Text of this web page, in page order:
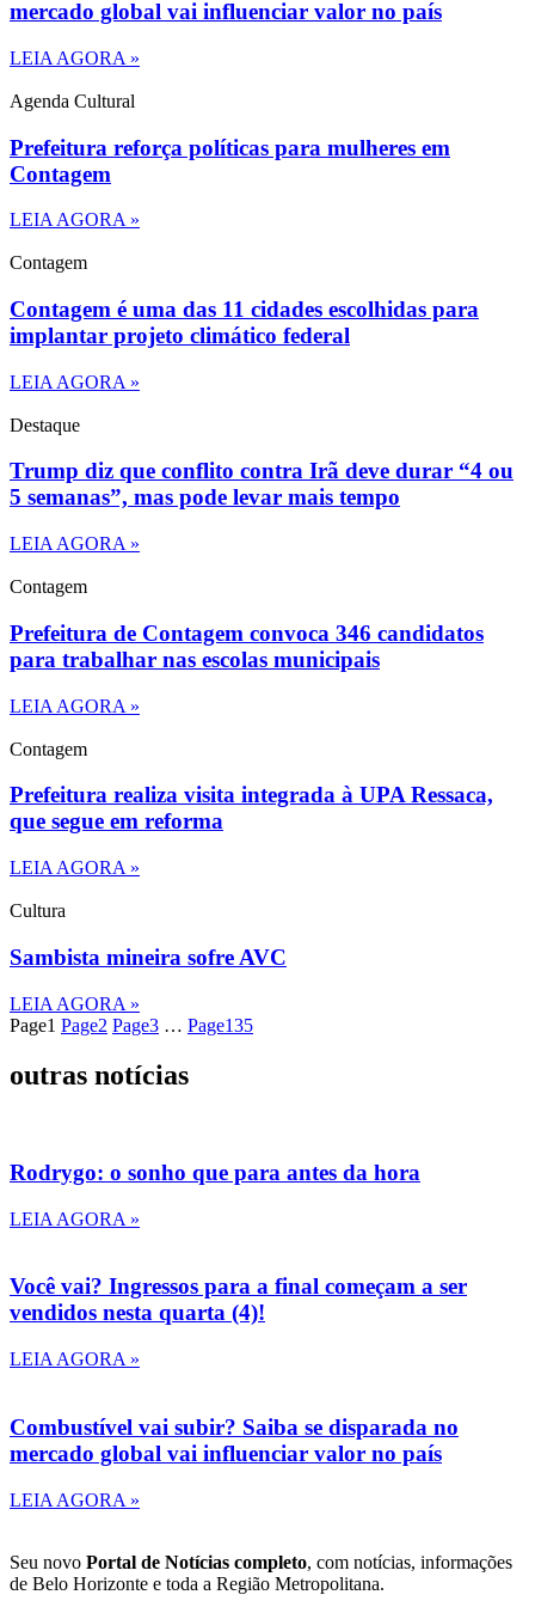
mercado global vai influenciar valor no país
LEIA AGORA »
Agenda Cultural
Prefeitura reforça políticas para mulheres em
Contagem
LEIA AGORA »
Contagem
Contagem é uma das 11 cidades escolhidas para
implantar projeto climático federal
LEIA AGORA »
Destaque
Trump diz que conflito contra Irã deve durar “4 ou
5 semanas”, mas pode levar mais tempo
LEIA AGORA »
Contagem
Prefeitura de Contagem convoca 346 candidatos
para trabalhar nas escolas municipais
LEIA AGORA »
Contagem
Prefeitura realiza visita integrada à UPA Ressaca,
que segue em reforma
LEIA AGORA »
Cultura
Sambista mineira sofre AVC
LEIA AGORA »
Page1 Page2 Page3 … Page135
outras notícias
Rodrygo: o sonho que para antes da hora
LEIA AGORA »
Você vai? Ingressos para a final começam a ser
vendidos nesta quarta (4)!
LEIA AGORA »
Combustível vai subir? Saiba se disparada no
mercado global vai influenciar valor no país
LEIA AGORA »
Seu novo Portal de Notícias completo, com notícias, informações
de Belo Horizonte e toda a Região Metropolitana.